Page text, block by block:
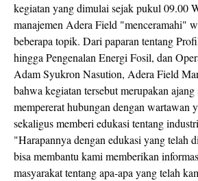
kegiatan yang dimulai sejak pukul 09.00
manajemen Adera Field "menceramahi"
beberapa topik. Dari paparan tentang
hingga Pengenalan Energi Fosil, dan
Adam Syukron Nasution, Adera Field
bahwa kegiatan tersebut merupakan
mempererat hubungan dengan wartawan
sekaligus memberi edukasi tentang
"Harapannya dengan edukasi yang telah
bisa membantu kami memberikan
masyarakat tentang apa-apa yang telah